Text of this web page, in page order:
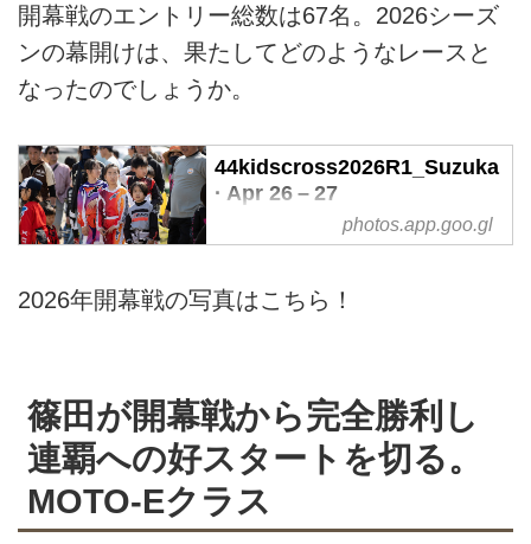
開幕戦のエントリー総数は67名。2026シーズ
ンの幕開けは、果たしてどのようなレースと
なったのでしょうか。
44kidscross2026R1_Suzuka
· Apr 26 – 27
Shared album · Tap to view!
photos.app.goo.gl
2026年開幕戦の写真はこちら！
篠田が開幕戦から完全勝利し
連覇への好スタートを切る。
MOTO-Eクラス